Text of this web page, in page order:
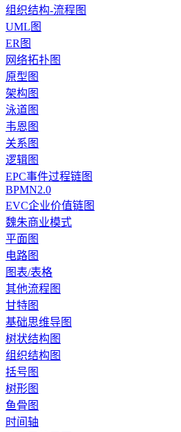
组织结构-流程图
UML图
ER图
网络拓扑图
原型图
架构图
泳道图
韦恩图
关系图
逻辑图
EPC事件过程链图
BPMN2.0
EVC企业价值链图
魏朱商业模式
平面图
电路图
图表/表格
其他流程图
甘特图
基础思维导图
树状结构图
组织结构图
括号图
树形图
鱼骨图
时间轴